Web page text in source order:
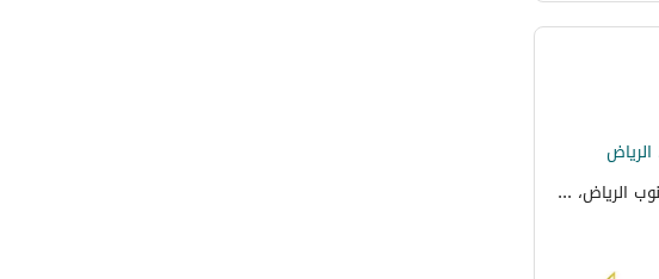
شارع الوجيف، حي المنطقة الصناعية الجديدة، جنوب الرياض، الرياض